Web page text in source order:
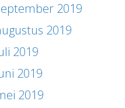
2019
2019
2019
2019
2019